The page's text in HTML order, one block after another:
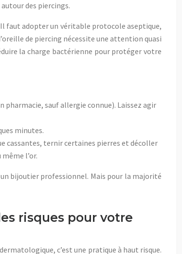
des piercings.
faut adopter un véritable protocole aseptique,
de piercing nécessite une attention quasi
la charge bactérienne pour protéger votre
sauf allergie connue). Laissez agir
minutes.
cassantes, ternir certaines pierres et décoller
l’or.
bijoutier professionnel. Mais pour la majorité
risques pour votre
c’est une pratique à haut risque.